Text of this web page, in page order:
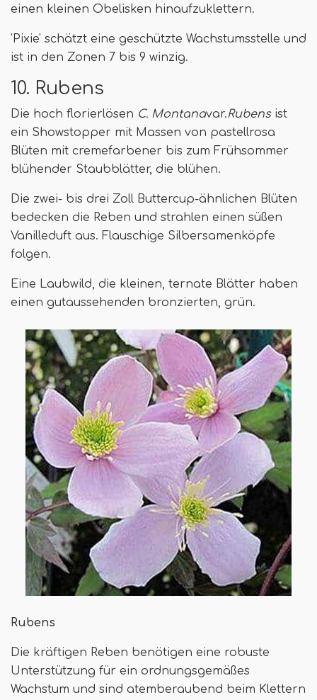
einen kleinen Obelisken hinaufzuklettern.
'Pixie' schätzt eine geschützte Wachstumsstelle und
ist in den Zonen 7 bis 9 winzig.
10. Rubens
Die hoch florierlösen C. Montanavar.Rubensist
ein Showstopper mit Massen von pastellrosa
Blüten mit cremefarbener bis zum Frühsommer
blühender Staubblätter, die blühen.
Die zwei- bis drei Zoll Buttercup-ähnlichen Blüten
bedecken die Reben und strahlen einen süßen
Vanilleduft aus. Flauschige Silbersamenköpfe
folgen.
Eine Laubwild, die kleinen, ternate Blätter haben
einen gutaussehenden bronzierten, grün.
Rubens
Die kräftigen Reben benötigen eine robuste
Unterstützung für ein ordnungsgemäßes
Wachstum und sind atemberaubend beim Klettern